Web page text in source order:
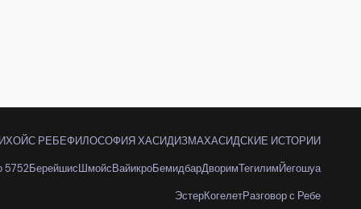
РЕБЕФИЛОСОФИЯ ХАСИДИЗМАХАСИДСКИЕ ИСТОРИИ
5752БерейшисШмойсВайикроБемидбарДворимТегилимЙегошуа
ЭстерКогелетРазговор с Ребе